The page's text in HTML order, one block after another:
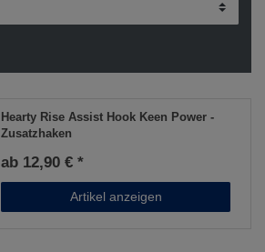
Hearty Rise Assist Hook Keen Power -
Zusatzhaken
ab 12,90 € *
Artikel anzeigen